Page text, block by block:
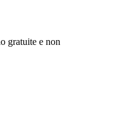
gratuite e non